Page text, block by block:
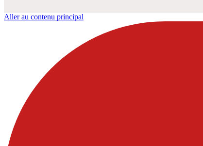
Aller au contenu principal